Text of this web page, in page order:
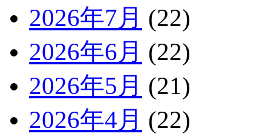
2026年7月 (22)
2026年6月 (22)
2026年5月 (21)
2026年4月 (22)